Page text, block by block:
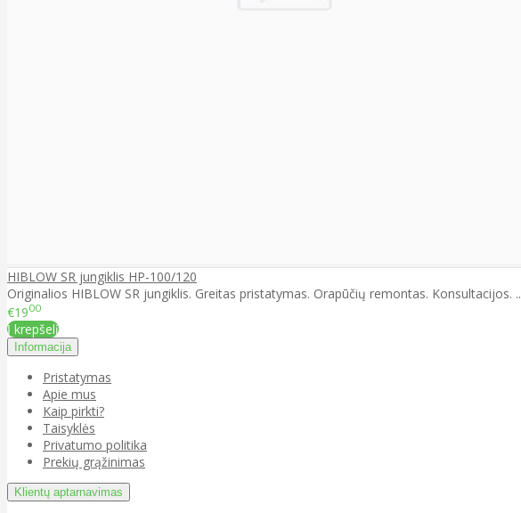
HIBLOW SR jungiklis HP-100/120
Originalios HIBLOW SR jungiklis. Greitas pristatymas. Orapūčių remontas. Konsultacijos. ..
€1900
Į krepšelį
Informacija
Pristatymas
Apie mus
Kaip pirkti?
Taisyklės
Privatumo politika
Prekių grąžinimas
Klientų aptarnavimas